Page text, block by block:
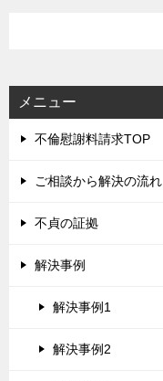
メニュー
不倫慰謝料請求TOP
ご相談から解決の流れ
不貞の証拠
解決事例
解決事例1
解決事例2